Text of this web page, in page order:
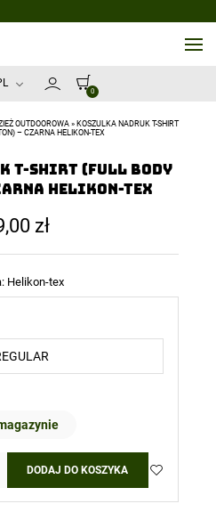
0
OUTDOOROWA» KOSZULKA NADRUK T-SHIRT
– CZARNA HELIKON-TEX
T-Shirt (Full Body
Helikon-tex
zł
Helikon-tex
DODAJ DO KOSZYKA